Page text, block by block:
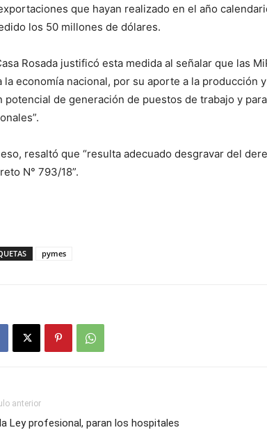
que hayan realizado en el año
los 50 millones de dólares.
Rosada justificó esta medida al señalar que las
la economía nacional, por su aporte a la producción
potencial de generación de puestos de trabajo y
resaltó que “resulta adecuado desgravar del
N° 793/18”.
pymes
anterior
Ley profesional, paran los hospitales